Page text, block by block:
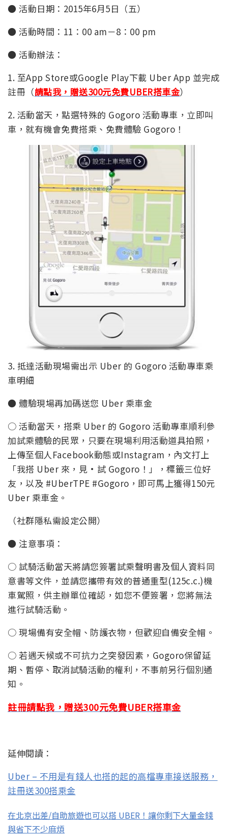
● 活動日期：2015年6月5日（五）
● 活動時間：11：00 am－8：00 pm
● 活動辦法：
1. 至App Store或Google Play下載 Uber App 並完成
註冊（請點我，贈送300元免費UBER搭車金）
2. 活動當天，點選特殊的 Gogoro 活動專車，立即叫
車，就有機會免費搭乘、免費體驗 Gogoro！
3. 抵達活動現場需出示 Uber 的 Gogoro 活動專車乘
車明細
● 體驗現場再加碼送您 Uber 乘車金
○ 活動當天，搭乘 Uber 的 Gogoro 活動專車順利參
加試乘體驗的民眾，只要在現場利用活動道具拍照，
上傳至個人Facebook動態或Instagram，內文打上
「我搭 Uber 來，見·試 Gogoro！」，標籤三位好
友，以及 #UberTPE #Gogoro，即可馬上獲得150元
Uber 乘車金。
（社群隱私需設定公開）
● 注意事項：
○ 試騎活動當天將請您簽署試乘聲明書及個人資料同
意書等文件，並請您攜帶有效的普通重型(125c.c.)機
車駕照，供主辦單位確認，如您不便簽署，您將無法
進行試騎活動。
○ 現場備有安全帽、防護衣物，但歡迎自備安全帽。
○ 若遇天候或不可抗力之突發因素，Gogoro保留延
期、暫停、取消試騎活動的權利，不事前另行個別通
知。
註冊請點我，贈送300元免費UBER搭車金
延伸閱讀：
Uber – 不用是有錢人也搭的起的高檔專車接送服務，
註冊送300搭乘金
在北京出差/自助旅遊也可以搭 UBER！讓你剩下大量金錢
與省下不少麻煩